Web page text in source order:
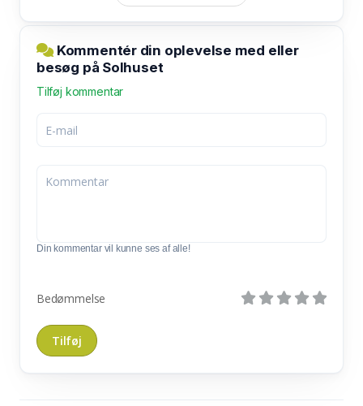
Kommentér din oplevelse med eller
besøg på Solhuset
Tilføj kommentar
Din kommentar vil kunne ses af alle!
Bedømmelse